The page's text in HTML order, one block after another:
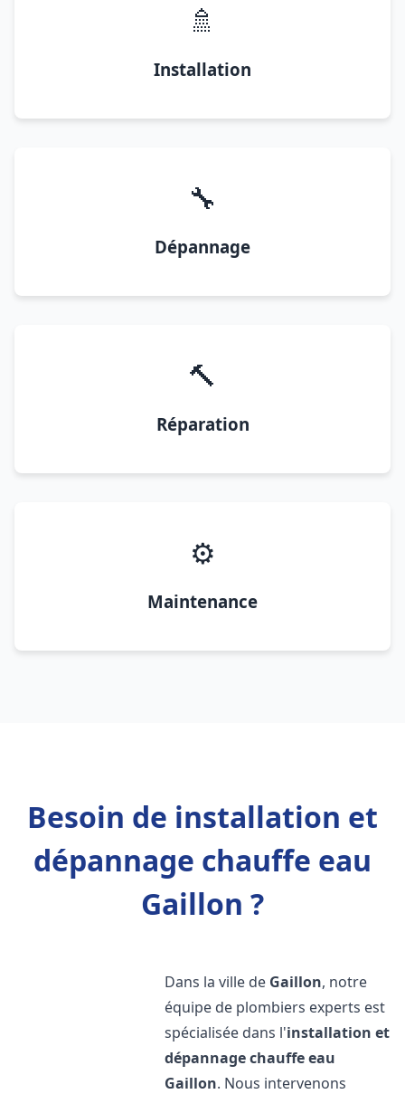
🚿
Installation
🔧
Dépannage
🔨
Réparation
⚙️
Maintenance
Besoin de installation et
dépannage chauffe eau
Gaillon ?
Dans la ville de Gaillon, notre
équipe de plombiers experts est
spécialisée dans l'installation et
dépannage chauffe eau
Gaillon. Nous intervenons